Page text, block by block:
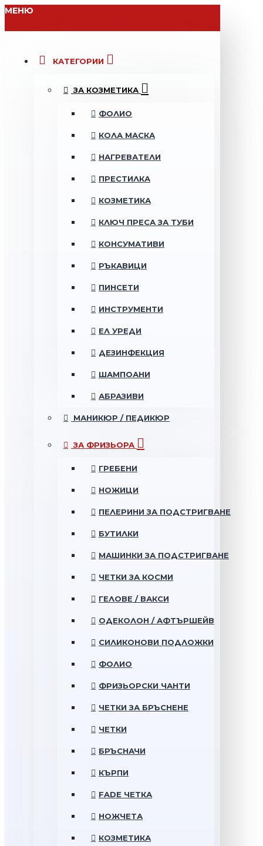
МЕНЮ
КАТЕГОРИИ
ЗА КОЗМЕТИКА
ФОЛИО
КОЛА МАСКА
НАГРЕВАТЕЛИ
ПРЕСТИЛКА
КОЗМЕТИКА
КЛЮЧ ПРЕСА ЗА ТУБИ
КОНСУМАТИВИ
РЪКАВИЦИ
ПИНСЕТИ
ИНСТРУМЕНТИ
ЕЛ УРЕДИ
ДЕЗИНФЕКЦИЯ
ШАМПОАНИ
АБРАЗИВИ
МАНИКЮР / ПЕДИКЮР
ЗА ФРИЗЬОРА
ГРЕБЕНИ
НОЖИЦИ
ПЕЛЕРИНИ ЗА ПОДСТРИГВАНЕ
БУТИЛКИ
МАШИНКИ ЗА ПОДСТРИГВАНЕ
ЧЕТКИ ЗА КОСМИ
ГЕЛОВЕ / ВАКСИ
ОДЕКОЛОН / АФТЪРШЕЙВ
СИЛИКОНОВИ ПОДЛОЖКИ
ФОЛИО
ФРИЗЬОРСКИ ЧАНТИ
ЧЕТКИ ЗА БРЪСНЕНЕ
ЧЕТКИ
БРЪСНАЧИ
КЪРПИ
FADE ЧЕТКА
НОЖЧЕТА
КОЗМЕТИКА